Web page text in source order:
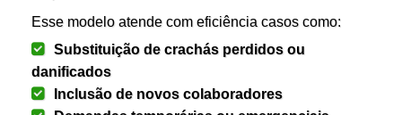
Esse modelo atende com eficiência casos como:
Substituição de crachás perdidos ou
danificados
Inclusão de novos colaboradores